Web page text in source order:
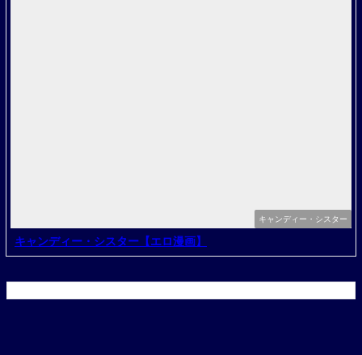
キャンディー・シスター
キャンディー・シスター【エロ漫画】